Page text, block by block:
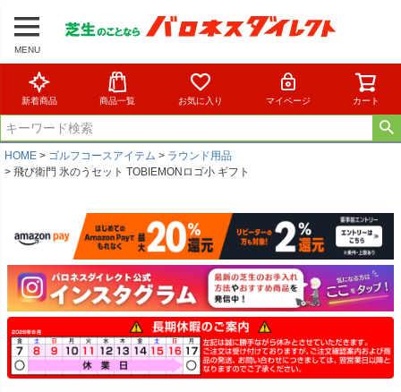
MENU
新着商品 商品一覧 お気に入り マイページ カート
HOME ゴルフコースアイテム
ラウンド用品
飛び衛門 氷のうセット TOBIEMONロゴ小 ギフト